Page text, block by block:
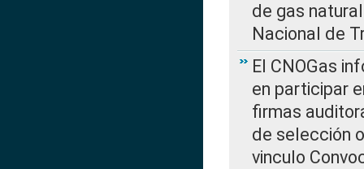
de gas
Nacional de
El CNOGas
en participar
firmas
de selección
vinculo